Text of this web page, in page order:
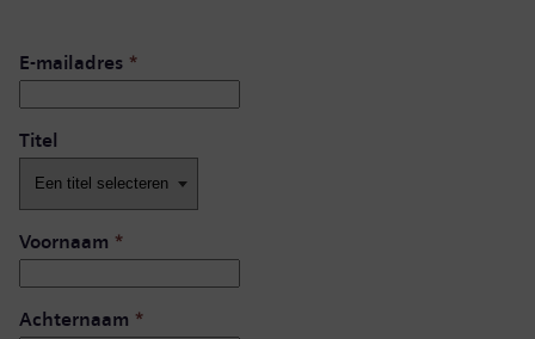
E-mailadres *
Titel
Voornaam *
Achternaam *